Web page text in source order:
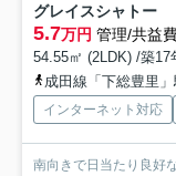
グレイスシャトー
5.7万円 管理/共益
54.55㎡ (2LDK) /築17
成田線「下総豊里
インターネット対応
南向きで日当たり良好